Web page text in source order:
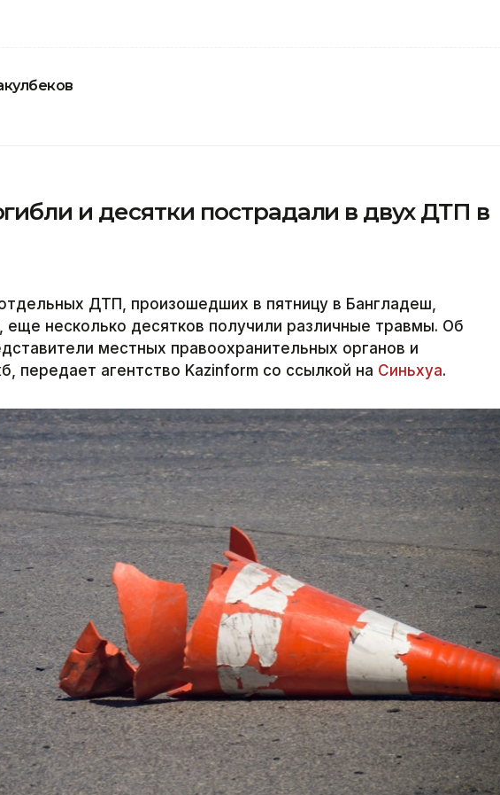
и десятки пострадали в двух ДТП в
ДТП, произошедших в пятницу в Бангладеш,
еще несколько десятков получили различные травмы. Об
местных правоохранительных органов и
передает агентство Kazinform со ссылкой на Синьхуа.